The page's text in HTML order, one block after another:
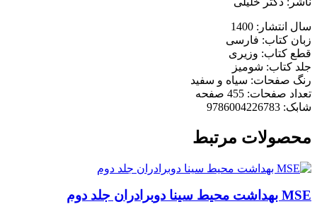
سال انتشار: 1400
زبان کتاب: فارسی
قطع کتاب: وزیری
جلد کتاب: شومیز
رنگ صفحات: سیاه و سفید
تعداد صفحات: 455 صفحه
شابک: 9786004226783
محصولات مرتبط
MSE بهداشت محیط سینا دوبرادران جلد دوم